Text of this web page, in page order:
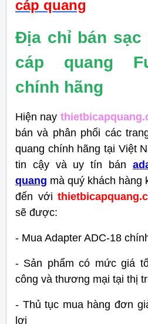
cáp quang
Địa chỉ bán sạc
cáp quang
chính hãng
Hiện nay
bán và phân phối các
quang chính hãng tại Việt
tin cậy và uy tín bán
quang mà quý khách hàng
đến với
sẽ được:
- Mua Adapter ADC-18
- Sản phẩm có mức giá
công và thương mại tại thị
- Thủ tục mua hàng đơn
lợi